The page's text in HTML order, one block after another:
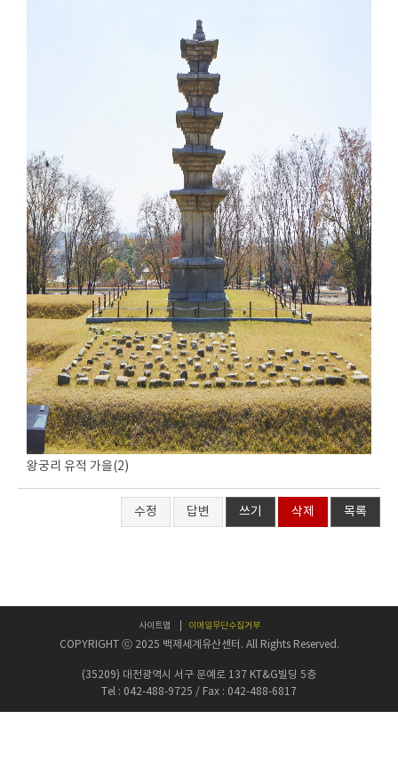
왕궁리 유적 가을(2)
수정 답변 쓰기 삭제 목록
사이트맵 이메일무단수집거부
COPYRIGHT ⓒ 2025 백제세계유산센터. All Rights Reserved.
(35209) 대전광역시 서구 문예로 137 KT&G빌딩 5층
Tel : 042-488-9725 / Fax : 042-488-6817